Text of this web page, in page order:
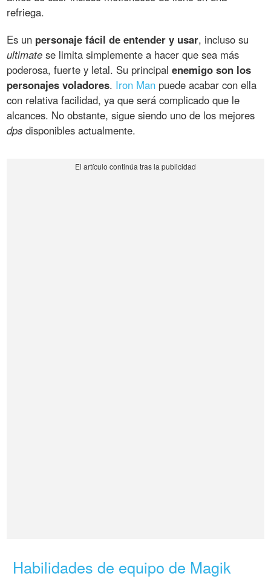
refriega.
Es un personaje fácil de entender y usar, incluso su
ultimate se limita simplemente a hacer que sea más
poderosa, fuerte y letal. Su principalenemigo son los
personajes voladores. Iron Man puede acabar con ella
con relativa facilidad, ya que será complicado que le
alcances. No obstante, sigue siendo uno de los mejores
dps disponibles actualmente.
Habilidades de equipo de Magik